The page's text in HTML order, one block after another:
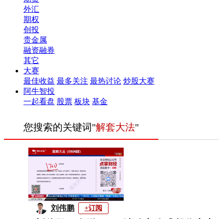
外汇
期权
创投
贵金属
融资融券
其它
大赛
最佳收益 最多关注 最热讨论 炒股大赛
阿牛智投
一起看盘 股票 板块 基金
您搜索的关键词"解套大法"
刘伟鹏 +订阅